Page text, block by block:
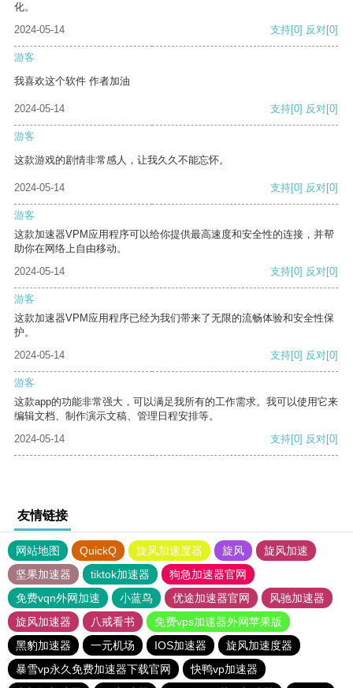
化。
2024-05-14
支持[0] 反对[0]
游客
我喜欢这个软件 作者加油
2024-05-14 支持[0] 反对[0]
游客
这款游戏的剧情非常感人，让我久久不能忘怀。
2024-05-14 支持[0] 反对[0]
游客
这款加速器VPM应用程序可以给你提供最高速度和安全性的连接，并帮
助你在网络上自由移动。
2024-05-14
支持[0] 反对[0]
游客
这款加速器VPM应用程序已经为我们带来了无限的流畅体验和安全性保
护。
2024-05-14
支持[0] 反对[0]
游客
这款app的功能非常强大，可以满足我所有的工作需求。我可以使用它来
编辑文档、制作演示文稿、管理日程安排等。
2024-05-14
支持[0] 反对[0]
友情链接
网站地图 QuickQ 旋风加速度器 旋风
旋风加速
坚果加速器
tiktok加速器
狗急加速器官网
免费vqn外网加速
小蓝鸟 优途加速器官网
风驰加速器
旋风加速器
八戒看书
免费vps加速器外网苹果版
黑豹加速器
一元机场 IOS加速器
旋风加速度器
暴雪vp永久免费加速器下载官网
快鸭vp加速器